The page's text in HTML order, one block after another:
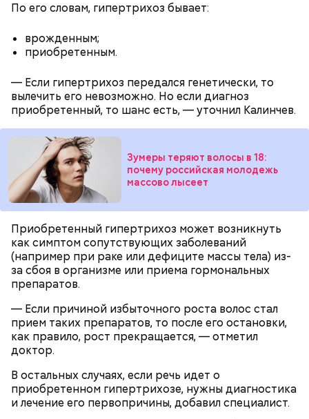
По его словам, гипертрихоз бывает:
врожденным;
приобретенным.
— Если гипертрихоз передался генетически, то
вылечить его невозможно. Но если диагноз
приобретенный, то шанс есть, — уточнил Калинчев.
Зумеры теряют волосы в 18:
почему российская молодежь
массово лысеет
Приобретенный гипертрихоз может возникнуть
как симптом сопутствующих заболеваний
(например при раке или дефиците массы тела) из-
за сбоя в организме или приема гормональных
препаратов.
— Если причиной избыточного роста волос стал
прием таких препаратов, то после его остановки,
как правило, рост прекращается, — отметил
доктор.
В остальных случаях, если речь идет о
приобретенном гипертрихозе, нужны диагностика
и лечение его первопричины, добавил специалист.
Праздник любви, или Ту бе-Ав, отмечается в
Израиле как местный аналог Дня святого
Валентина. Влюбленные в этот день делают друг
другу сюрпризы, дарят цветы и подарки,
устраивают свидания и признаются в своих
чувствах. Праздник уходит корнями в далекое
прошлое — во времена существования еврейской
традиции, когда девушки надевали белые платья и
водили хороводы в виноградниках, а юноши
искали себе невест.